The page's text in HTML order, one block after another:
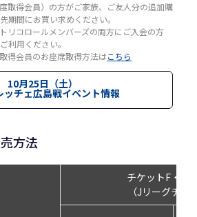
取得会員）の方がご家族、ご友人分の追加購
期間にお買い求めください。
リコロールメンバーズの両方にご入会の方
利用ください。
得会員のお座席取得方法はこちら
10月25日（土）
ッチェ広島戦イベント情報
方法
チケットF・マ
（Jリーグチケ